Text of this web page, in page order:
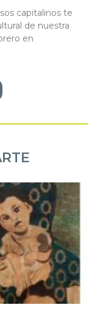
capitalinos te
de nuestra
en